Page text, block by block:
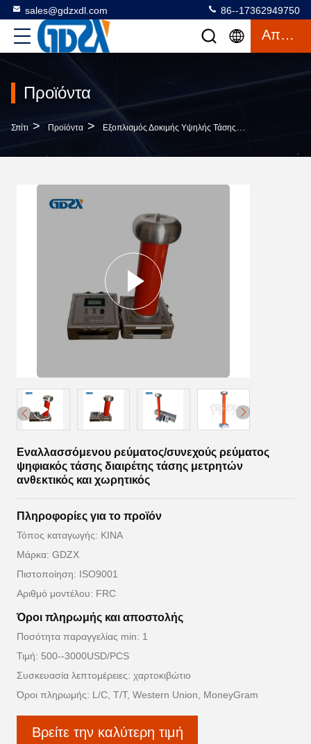
sales@gdzxdl.com 86--17362949750
Απόσπασμα
Προϊόντα
Σπίτι > Προϊόντα > Εξοπλισμός Δοκιμής Υψηλής Τάσης >
Εναλλασσόμενου ρεύματος/συνεχούς ρεύματος
ψηφιακός τάσης διαιρέτης τάσης μετρητών
ανθεκτικός και χωρητικός
Πληροφορίες για το προϊόν
Τόπος καταγωγής: ΚΙΝΑ
Μάρκα: GDZX
Πιστοποίηση: ISO9001
Αριθμό μοντέλου: FRC
Όροι πληρωμής και αποστολής
Ποσότητα παραγγελίας min: 1
Τιμή: 500--3000USD/PCS
Συσκευασία λεπτομέρειες: χαρτοκιβώτιο
Όροι πληρωμής: L/C, T/T, Western Union, MoneyGram
Βρείτε την καλύτερη τιμή